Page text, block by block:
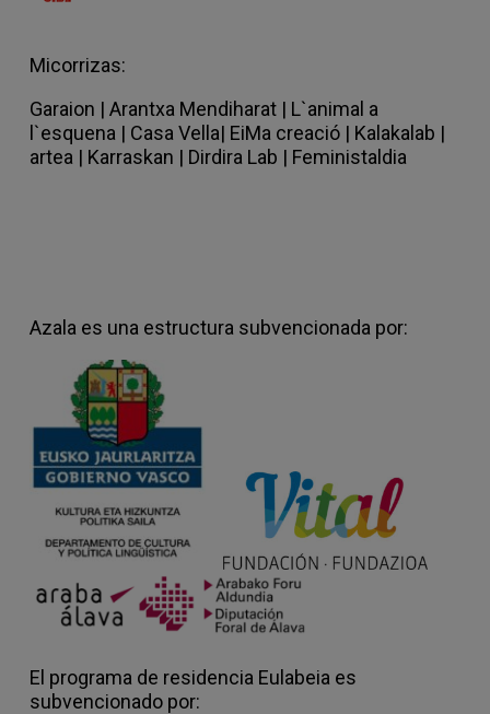
Micorrizas:
Garaion | Arantxa Mendiharat | L`animal a
l`esquena | Casa Vella| EiMa creació | Kalakalab |
artea | Karraskan | Dirdira Lab | Feministaldia
Azala es una estructura subvencionada por:
El programa de residencia Eulabeia es
subvencionado por: